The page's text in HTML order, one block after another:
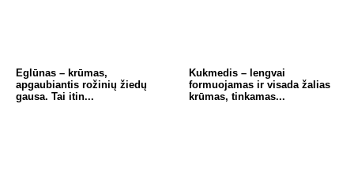
Eglūnas – krūmas,
apgaubiantis rožinių žiedų
gausa. Tai itin...
Kukmedis – lengvai
formuojamas ir visada žalias
krūmas, tinkamas...